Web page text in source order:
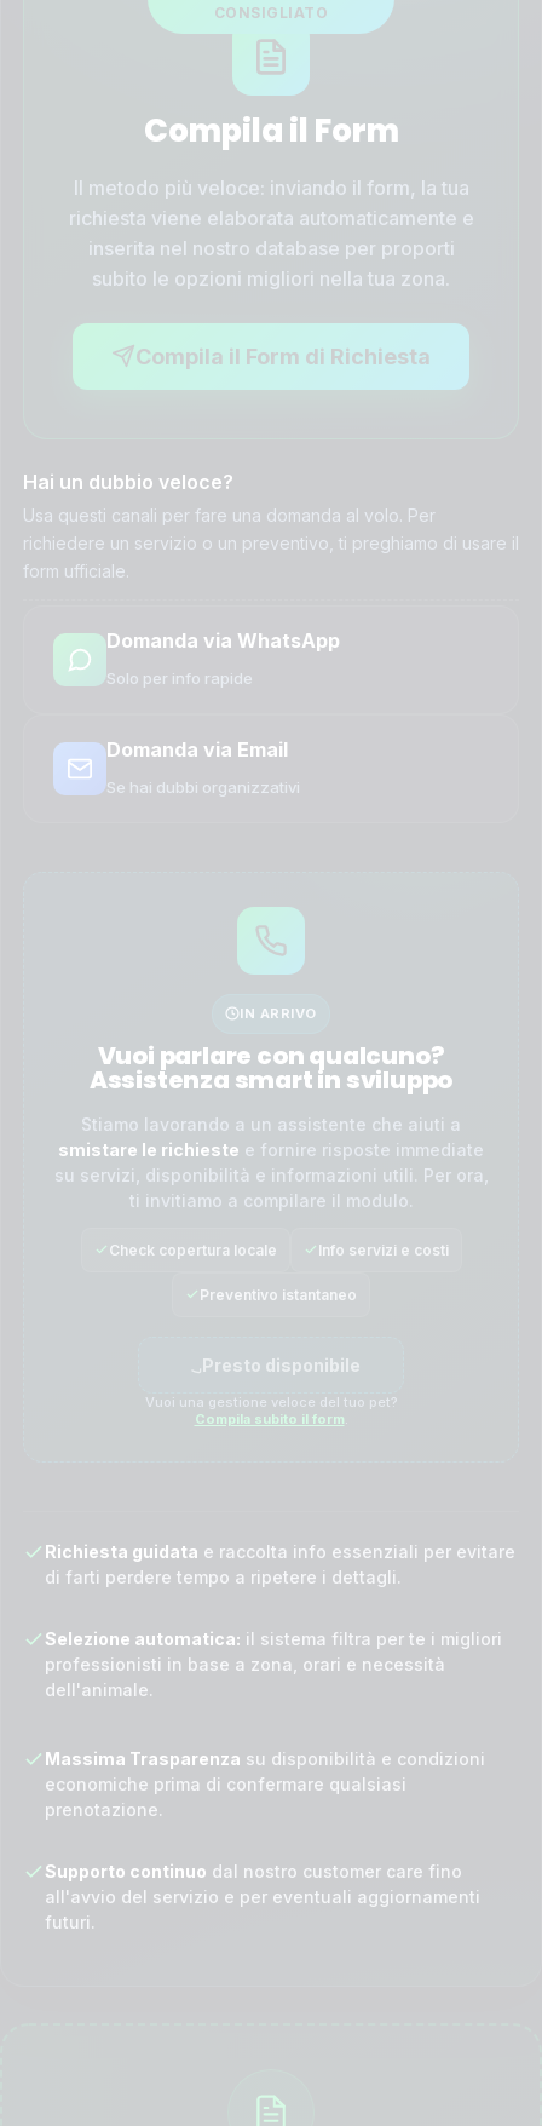
Compila il Form
Il metodo più veloce: inviando il form, la tua
richiesta viene elaborata automaticamente e
inserita nel nostro database per proporti
subito le opzioni migliori nella tua zona.
Compila il Form di Richiesta
Hai un dubbio veloce?
Usa questi canali per fare una domanda al volo. Per
richiedere un servizio o un preventivo, ti preghiamo di usare il
form ufficiale.
Domanda via WhatsApp
Solo per info rapide
Domanda via Email
Se hai dubbi organizzativi
IN ARRIVO
Vuoi parlare con qualcuno?
Assistenza smart in sviluppo
Stiamo lavorando a un assistente che aiuti a
smistare le richieste e fornire risposte immediate
su servizi, disponibilità e informazioni utili. Per ora,
ti invitiamo a compilare il modulo.
Check copertura locale Info servizi e costi
Preventivo istantaneo
Presto disponibile
Vuoi una gestione veloce del tuo pet?
Compila subito il form
Richiesta guidata e raccolta info essenziali per evitare
di farti perdere tempo a ripetere i dettagli.
Selezione automatica: il sistema filtra per te i migliori
professionisti in base a zona, orari e necessità
dell'animale.
Massima Trasparenza su disponibilità e condizioni
economiche prima di confermare qualsiasi
prenotazione.
Supporto continuo dal nostro customer care fino
all'avvio del servizio e per eventuali aggiornamenti
futuri.